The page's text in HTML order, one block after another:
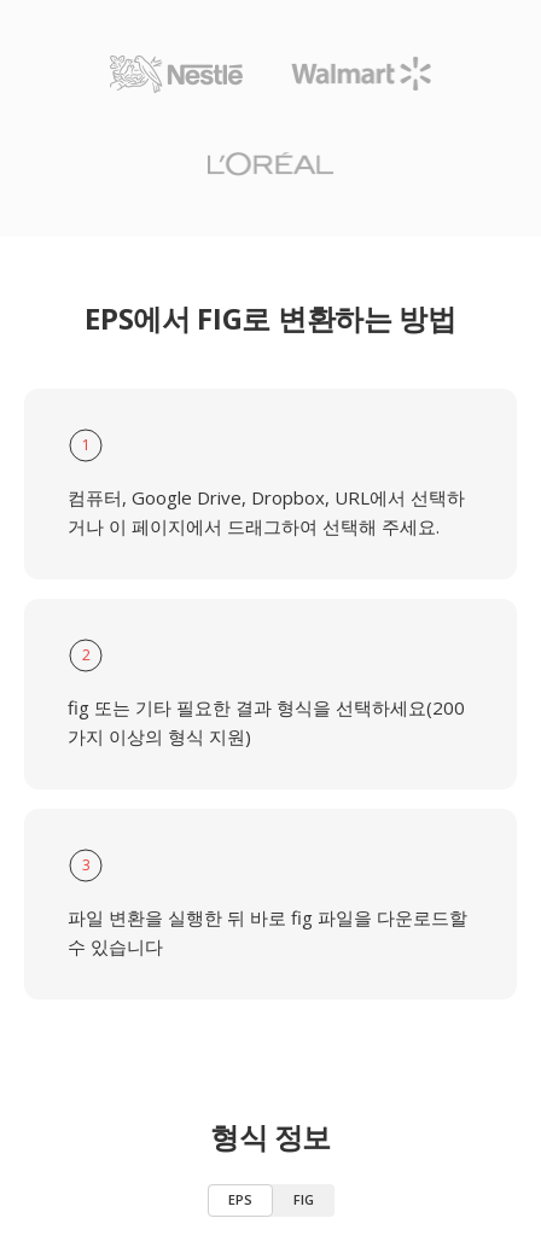
EPS에서 FIG로 변환하는 방법
1
컴퓨터, Google Drive, Dropbox, URL에서 선택하
거나 이 페이지에서 드래그하여 선택해 주세요.
2
fig 또는 기타 필요한 결과 형식을 선택하세요(200
가지 이상의 형식 지원)
3
파일 변환을 실행한 뒤 바로 fig 파일을 다운로드할
수 있습니다
형식 정보
EPS FIG